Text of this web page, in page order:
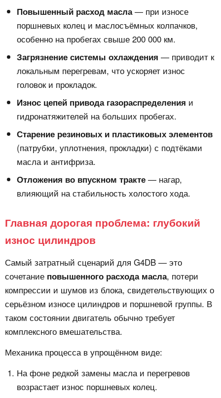
Повышенный расход масла— при износе
поршневых колец и маслосъёмных колпачков,
особенно на пробегах свыше 200 000 км.
Загрязнение системы охлаждения — приводит к
локальным перегревам, что ускоряет износ
головок и прокладок.
Износ цепей привода газораспределения и
гидронатяжителей на больших пробегах.
Старение резиновых и пластиковых элементов
(патрубки, уплотнения, прокладки) с подтёками
масла и антифриза.
Отложения во впускном тракте — нагар,
влияющий на стабильность холостого хода.
Главная дорогая проблема: глубокий
износ цилиндров
Самый затратный сценарий для G4DB — это
сочетание повышенного расхода масла, потери
компрессии и шумов из блока, свидетельствующих о
серьёзном износе цилиндров и поршневой группы. В
таком состоянии двигатель обычно требует
комплексного вмешательства.
Механика процесса в упрощённом виде:
На фоне редкой замены масла и перегревов
возрастает износ поршневых колец.